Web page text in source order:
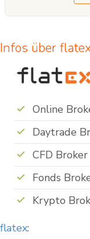
Infos über
Online
Daytrade
CFD Broker
Fonds
Krypto
flatex: